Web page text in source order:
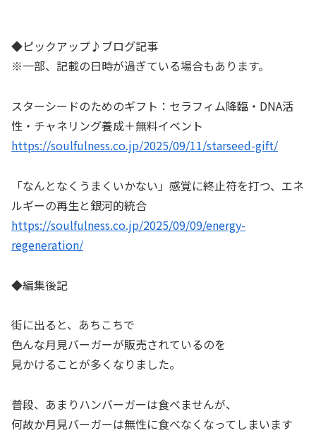
◆ピックアップ♪ブログ記事
※一部、記載の日時が過ぎている場合もあります。
スターシードのためのギフト：セラフィム降臨・DNA活
性・チャネリング養成＋無料イベント
https://soulfulness.co.jp/2025/09/11/starseed-gift/
「なんとなくうまくいかない」感覚に終止符を打つ、エネ
ルギーの再生と銀河的統合
https://soulfulness.co.jp/2025/09/09/energy-
regeneration/
◆編集後記
街に出ると、あちこちで
色んな月見バーガーが販売されているのを
見かけることが多くなりました。
普段、あまりハンバーガーは食べませんが、
何故か月見バーガーは無性に食べなくなってしまいます